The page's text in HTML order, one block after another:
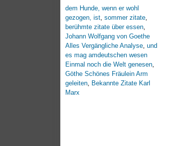
dem Hunde, wenn er wohl
gezogen, ist sommer zitate
berühmte zitate über essen
Johann Wolfgang von Goethe
Alles Vergängliche Analyse und
es mag amdeutschen wesen
Einmal noch die Welt genesen
Göthe Schönes Fräulein Arm
geleiten
Bekannte Zitate Karl
Marx